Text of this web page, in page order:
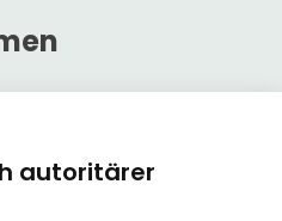
autoritärer